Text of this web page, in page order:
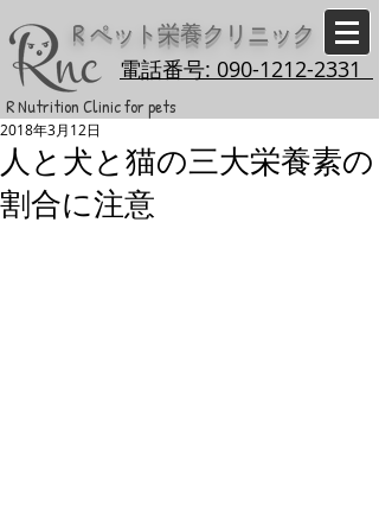
R ペット栄養クリニック
電話番号: 090-1212-2331
R Nutrition Clinic for pets
人と犬と猫の三大栄養素の
割合に注意
2018年3月12日